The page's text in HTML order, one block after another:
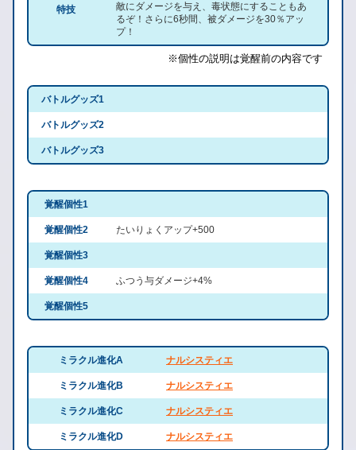
特技
敵にダメージを与え、毒状態にすることもあ
るぞ！さらに6秒間、被ダメージを30％アッ
プ！
※個性の説明は覚醒前の内容です
バトルグッズ1
バトルグッズ2
バトルグッズ3
覚醒個性1
覚醒個性2 たいりょくアップ+500
覚醒個性3
覚醒個性4 ふつう与ダメージ+4%
覚醒個性5
ミラクル進化A ナルシスティエ
ミラクル進化B ナルシスティエ
ミラクル進化C ナルシスティエ
ミラクル進化D ナルシスティエ